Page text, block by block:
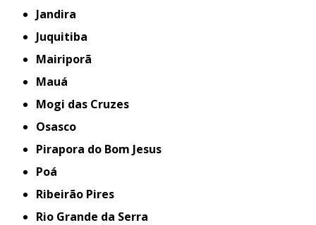
Jandira
Juquitiba
Mairiporã
Mauá
Mogi das Cruzes
Osasco
Pirapora do Bom Jesus
Poá
Ribeirão Pires
Rio Grande da Serra